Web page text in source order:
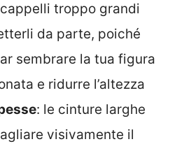
troppo grandi
da parte, poiché
sembrare la tua figura
e ridurre l’altezza
: le cinture larghe
visivamente il